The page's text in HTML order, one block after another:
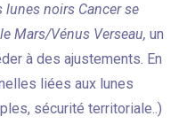
noirs Cancer se
Mars/Vénus Verseau, un
à des ajustements. En
liées aux lunes
sécurité territoriale..)